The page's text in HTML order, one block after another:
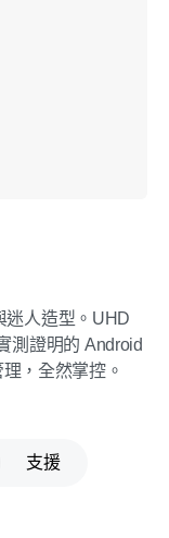
迷人造型。UHD
測證明的 Android
，全然掌控。
支援